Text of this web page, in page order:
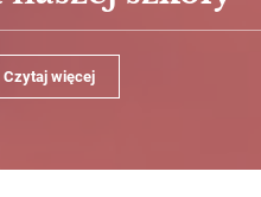
Czytaj więcej